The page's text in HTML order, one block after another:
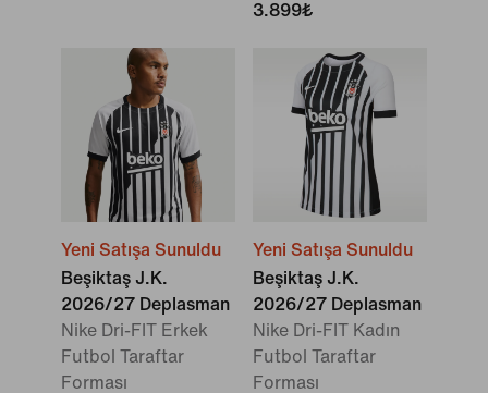
3.899₺
Yeni Satışa Sunuldu
Beşiktaş J.K.
2026/27 Deplasman
Nike Dri-FIT Erkek
Futbol Taraftar
Forması
Yeni Satışa Sunuldu
Beşiktaş J.K.
2026/27 Deplasman
Nike Dri-FIT Kadın
Futbol Taraftar
Forması